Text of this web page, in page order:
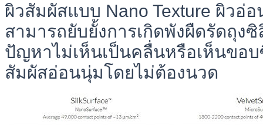
ผิวสัมผัสแบบ Nano Texture ผิวอ่
สามารถยับยั้งการเกิดพังผืดรัดถุง
ปัญหาไม่เห็นเป็นคลื่นหรือเห็นขอ
สัมผัสอ่อนนุ่มโดยไม่ต้องนวด